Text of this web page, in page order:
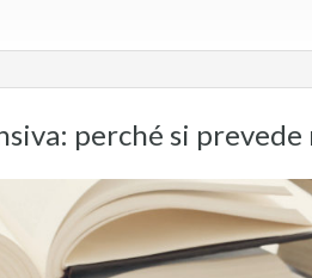
perché si